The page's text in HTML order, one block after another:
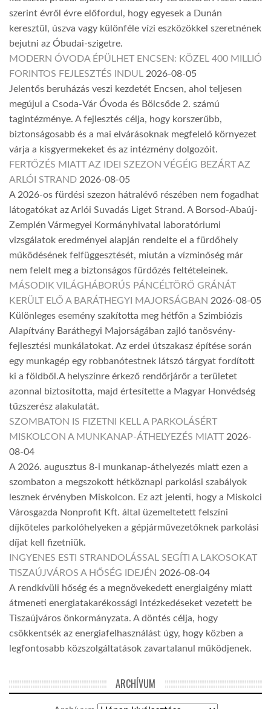
szerint évről évre előfordul, hogy egyesek a Dunán
keresztül, úszva vagy különféle vízi eszközökkel szeretnének
bejutni az Óbudai-szigetre.
MODERN ÓVODA ÉPÜLHET ENCSEN: KÖZEL 400 MILLIÓ
FORINTOS FEJLESZTÉS INDUL 2026-08-05
Jelentős beruházás veszi kezdetét Encsen, ahol teljesen
megújul a Csoda-Vár Óvoda és Bölcsőde 2. számú
tagintézménye. A fejlesztés célja, hogy korszerűbb,
biztonságosabb és a mai elvárásoknak megfelelő környezet
várja a kisgyermekeket és az intézmény dolgozóit.
FERTŐZÉS MIATT AZ IDEI SZEZON VÉGÉIG BEZÁRT AZ
ARLÓI STRAND 2026-08-05
A 2026-os fürdési szezon hátralévő részében nem fogadhat
látogatókat az Arlói Suvadás Liget Strand. A Borsod-Abaúj-
Zemplén Vármegyei Kormányhivatal laboratóriumi
vizsgálatok eredményei alapján rendelte el a fürdőhely
működésének felfüggesztését, miután a vízminőség már
nem felelt meg a biztonságos fürdőzés feltételeinek.
MÁSODIK VILÁGHÁBORÚS PÁNCÉLTÖRŐ GRÁNÁT
KERÜLT ELŐ A BARÁTHEGYI MAJORSÁGBAN 2026-08-05
Különleges esemény szakította meg hétfőn a Szimbiózis
Alapítvány Baráthegyi Majorságában zajló tanösvény-
fejlesztési munkálatokat. Az erdei útszakasz építése során
egy munkagép egy robbanótestnek látszó tárgyat fordított
ki a földből.A helyszínre érkező rendőrjárőr a területet
azonnal biztosította, majd értesítette a Magyar Honvédség
tűzszerész alakulatát.
SZOMBATON IS FIZETNI KELL A PARKOLÁSÉRT
MISKOLCON A MUNKANAP-ÁTHELYEZÉS MIATT 2026-
08-04
A 2026. augusztus 8-i munkanap-áthelyezés miatt ezen a
szombaton a megszokott hétköznapi parkolási szabályok
lesznek érvényben Miskolcon. Ez azt jelenti, hogy a Miskolci
Városgazda Nonprofit Kft. által üzemeltetett felszíni
díjköteles parkolóhelyeken a gépjárművezetőknek parkolási
díjat kell fizetniük.
INGYENES ESTI STRANDOLÁSSAL SEGÍTI A LAKOSOKAT
TISZAÚJVÁROS A HŐSÉG IDEJÉN 2026-08-04
A rendkívüli hőség és a megnövekedett energiaigény miatt
átmeneti energiatakarékossági intézkedéseket vezetett be
Tiszaújváros önkormányzata. A döntés célja, hogy
csökkentsék az energiafelhasználást úgy, hogy közben a
legfontosabb közszolgáltatások zavartalanul működjenek.
ARCHÍVUM